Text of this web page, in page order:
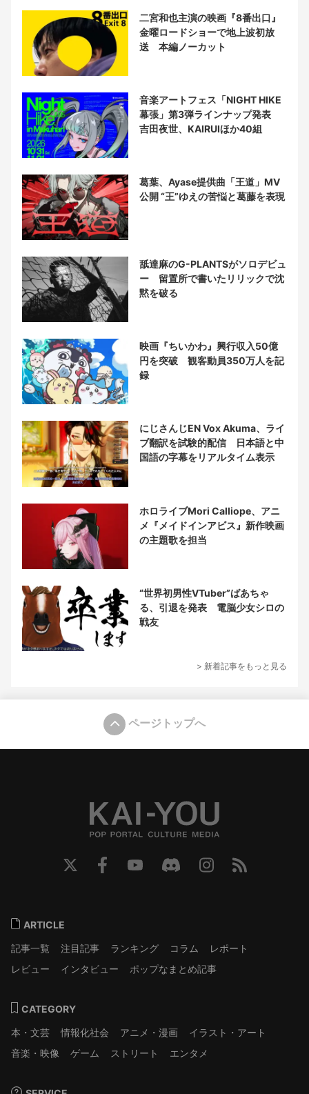
二宮和也主演の映画『8番出口』
金曜ロードショーで地上波初放
送 本編ノーカット
音楽アートフェス「NIGHT HIKE
幕張」第3弾ラインナップ発表
吉田夜世、KAIRUIほか40組
葛葉、Ayase提供曲「王道」MV
公開 “王”ゆえの苦悩と葛藤を表現
舐達麻のG-PLANTSがソロデビュ
ー 留置所で書いたリリックで沈
黙を破る
映画『ちいかわ』興行収入50億
円を突破 観客動員350万人を記
録
にじさんじEN Vox Akuma、ライ
ブ翻訳を試験的配信 日本語と中
国語の字幕をリアルタイム表示
ホロライブMori Calliope、アニ
メ『メイドインアビス』新作映画
の主題歌を担当
“世界初男性VTuber”ばあちゃ
る、引退を発表 電脳少女シロの
戦友
> 新着記事をもっと見る
ページトップへ
ARTICLE
記事一覧
注目記事 ランキング コラム
レポート
レビュー
インタビュー ポップなまとめ記事
CATEGORY
本・文芸
情報化社会 アニメ・漫画
イラスト・アート
音楽・映像
ゲーム ストリート エンタメ